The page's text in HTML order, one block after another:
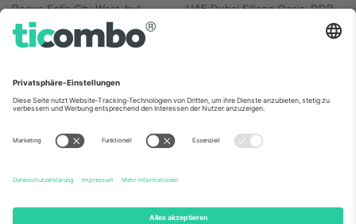
Regus Sofia City West, bul
Totleben 53-55, 1606 Sofia,
Bulgaria
UAE Dubai Silicon Oasis, DDP
Building A1, Office 302, Dubai,
Mexico
Av Chapultepec 360, Roma
Norte, Cuauhtémoc, 06700
Ciudad de México, CDMX,
Mexico
Die juristische Person des Plattformanbieters kann je nach
Informationen finden Sie auf der jeweiligen Veranstaltungsseite, im